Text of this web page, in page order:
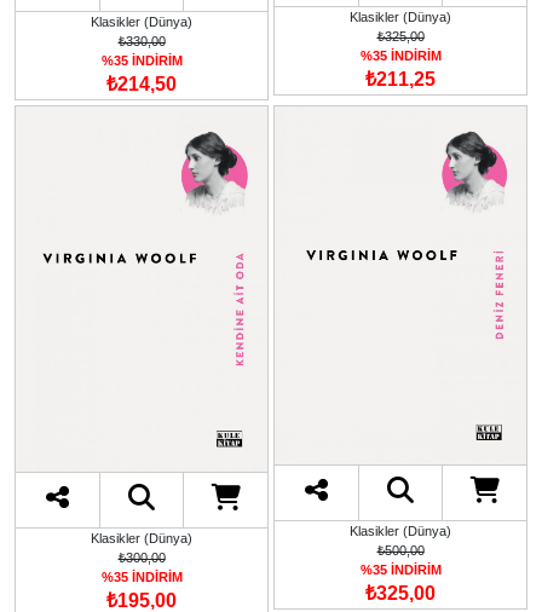
Klasikler (Dünya)
₺330,00
%35 İNDİRİM
₺214,50
Klasikler (Dünya)
₺325,00
%35 İNDİRİM
₺211,25
Klasikler (Dünya)
₺300,00
%35 İNDİRİM
₺195,00
Klasikler (Dünya)
₺500,00
%35 İNDİRİM
₺325,00